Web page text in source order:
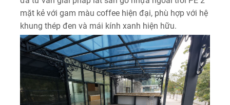
mặt kẻ với gam màu coffee hiện đại, phù hợp với hệ
khung thép đen và mái kính xanh hiện hữu.